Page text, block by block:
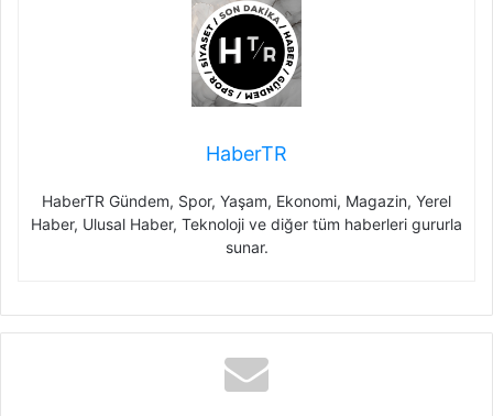
HaberTR
HaberTR Gündem, Spor, Yaşam, Ekonomi, Magazin, Yerel
Haber, Ulusal Haber, Teknoloji ve diğer tüm haberleri gururla
sunar.